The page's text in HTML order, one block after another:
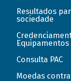
Resultados
sociedade
Equipamentos
Consulta PAC
Moedas